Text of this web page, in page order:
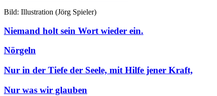
Bild: Illustration (Jörg Spieler)
Niemand holt sein Wort wieder ein.
Nörgeln
Nur in der Tiefe der Seele, mit Hilfe jener Kraft,
Nur was wir glauben